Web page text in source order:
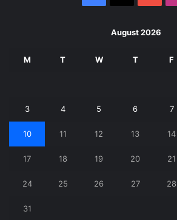
August 2026
M T W T F
3 4 5 6 7
10 11 12 13 14
17 18 19 20 21
24 25 26 27 28
31